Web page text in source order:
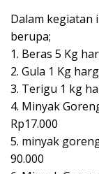
Dalam kegiatan
berupa;
1. Beras 5 Kg
2. Gula 1 Kg
3. Terigu 1 kg
4. Minyak
Rp17.000
5. minyak
90.000